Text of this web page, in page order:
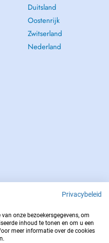
Duitsland
Oostenrijk
Zwitserland
Nederland
CONTACT OP MET : 112
Privacybeleid
onze bezoekersgegevens, om
inhoud te tonen en om u een
meer informatie over de cookies